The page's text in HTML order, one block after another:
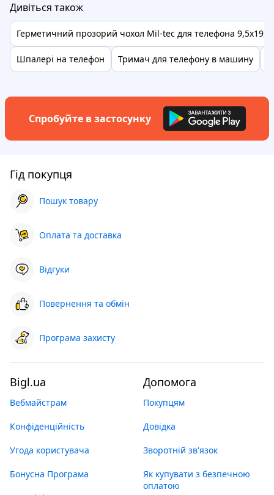
Дивіться також
Герметичний прозорий чохол Mil-tec для телефона
Шпалері на телефон Тримач для телефону в машину
Спробуйте в застосунку
Гід покупця
Пошук товару
Оплата та доставка
Відгуки
Повернення та обмін
Програма захисту
Bigl.ua
Вебмайстрам
Конфіденційність
Угода користувача
Бонусна Програма
Допомога
Покупцям
Довідка
Зворотній зв'язок
Як купувати з безпечною
оплатою